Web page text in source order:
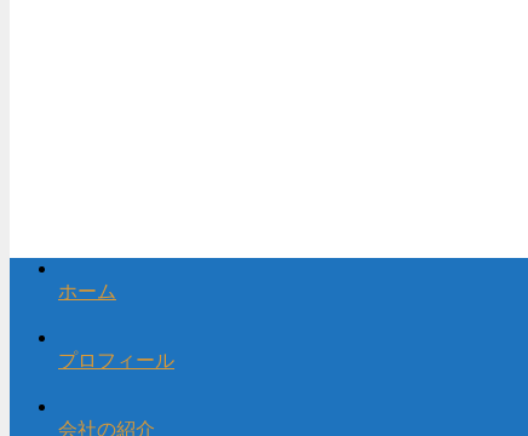
ホーム
プロフィール
会社の紹介